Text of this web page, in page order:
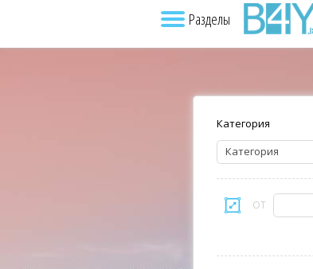
Разделы
Категория
Категория
ОТ